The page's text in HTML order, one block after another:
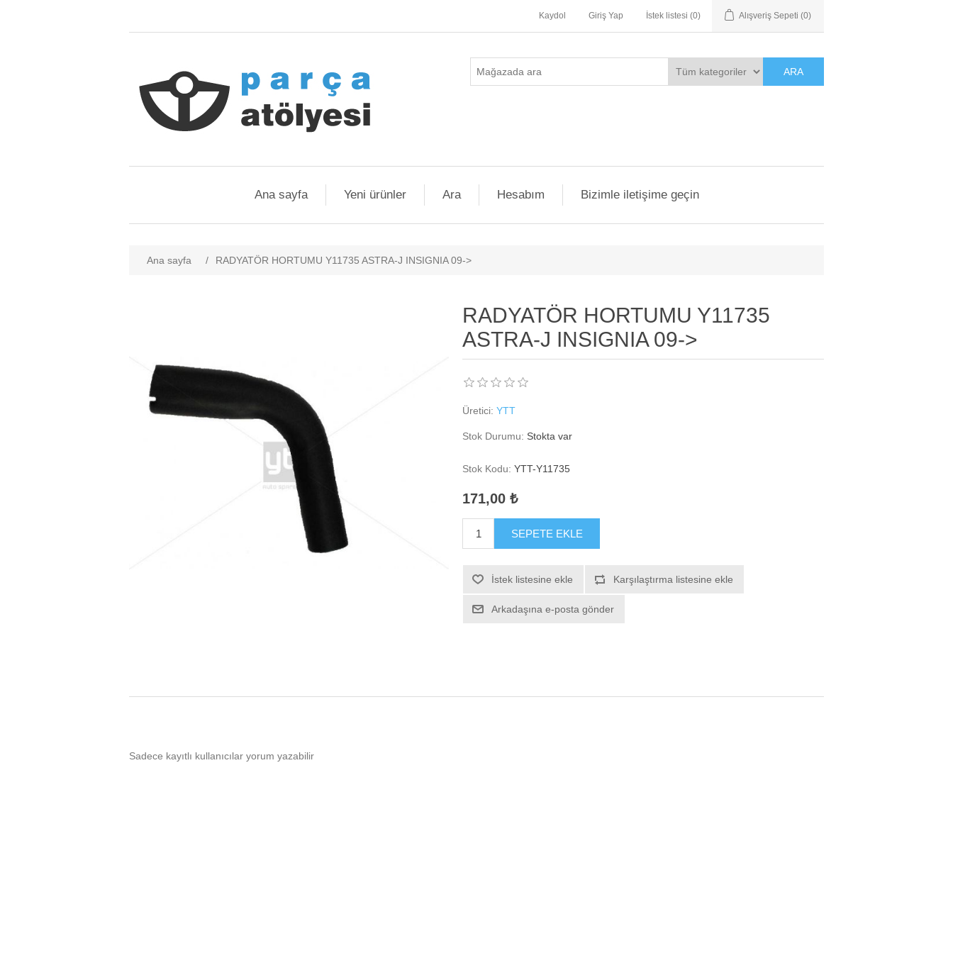
Kaydol Giriş Yap İstek listesi (0) Alışveriş Sepeti (0)
ARA
Ana sayfa Yeni ürünler Ara Hesabım Bizimle iletişime geçin
Ana sayfa / RADYATÖR HORTUMU Y11735 ASTRA-J INSIGNIA 09->
RADYATÖR HORTUMU Y11735
ASTRA-J INSIGNIA 09->
Üretici: YTT
Stok Durumu: Stokta var
Stok Kodu: YTT-Y11735
171,00 ₺
SEPETE EKLE
İstek listesine ekle Karşılaştırma listesine ekle
Arkadaşına e-posta gönder
Sadece kayıtlı kullanıcılar yorum yazabilir